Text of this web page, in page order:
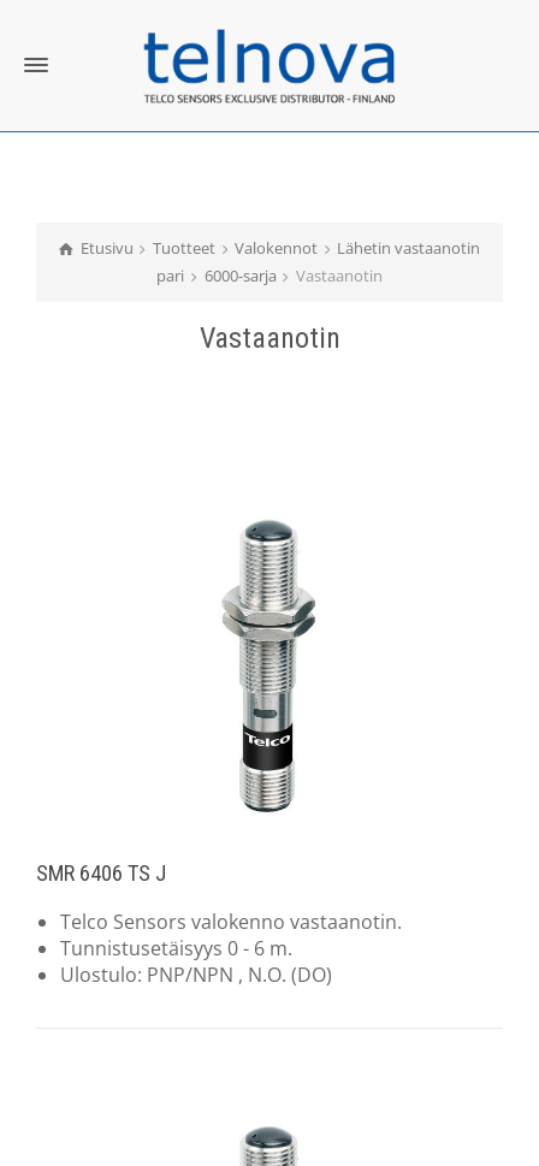
Etusivu Tuotteet Valokennot
Lähetin vastaanotin
pari
6000-sarja Vastaanotin
Vastaanotin
SMR 6406 TS J
Telco Sensors valokenno vastaanotin.
Tunnistusetäisyys 0 - 6 m.
Ulostulo: PNP/NPN , N.O. (DO)